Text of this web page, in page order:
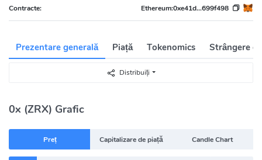
Contracte: Ethereum:0xe41d...699f498
Prezentare generală Piață Tokenomics Strângere
Distribuiți
0x (ZRX) Grafic
Preț Capitalizare de piață Candle Chart